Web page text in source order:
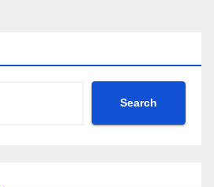
Search